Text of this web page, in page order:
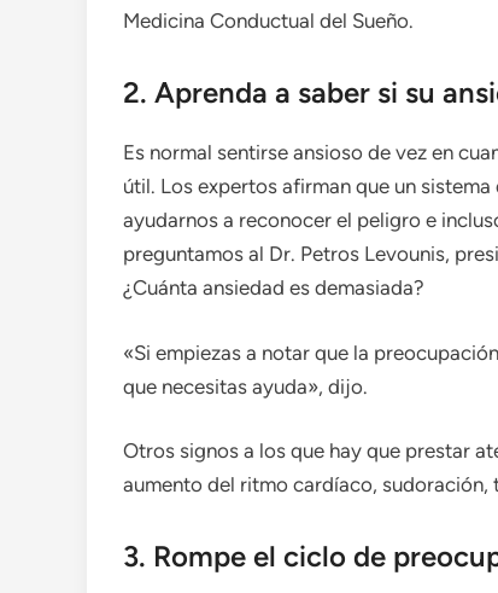
Medicina Conductual del Sueño.
2. Aprenda a saber si su
Es normal sentirse ansioso de vez en
útil. Los expertos afirman que un
ayudarnos a reconocer el peligro e
preguntamos al Dr. Petros Levounis,
¿Cuánta ansiedad es demasiada?
«Si empiezas a notar que la
que necesitas ayuda», dijo.
Otros signos a los que hay que prestar
aumento del ritmo cardíaco,
3. Rompe el ciclo de